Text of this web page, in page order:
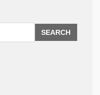
SEARCH